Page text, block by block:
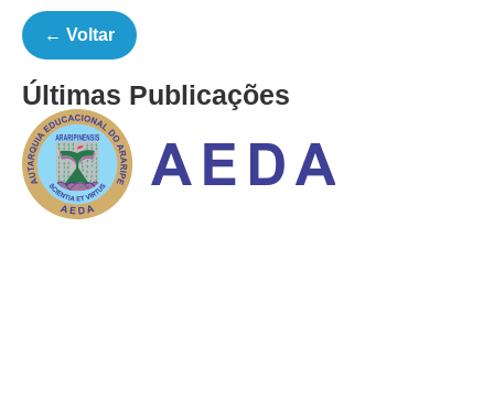
← Voltar
Últimas Publicações